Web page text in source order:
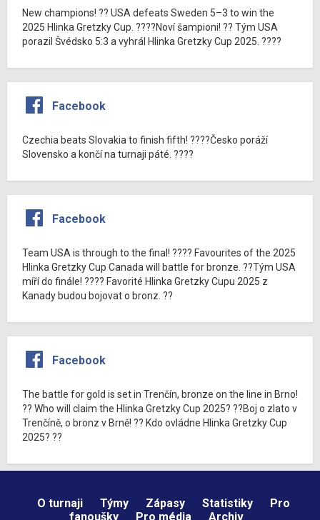
New champions! ?? USA defeats Sweden 5–3 to win the
2025 Hlinka Gretzky Cup. ????Noví šampioni! ?? Tým USA
porazil Švédsko 5:3 a vyhrál Hlinka Gretzky Cup 2025. ????
Facebook
Czechia beats Slovakia to finish fifth! ????Česko poráží
Slovensko a končí na turnaji páté. ????
Facebook
Team USA is through to the final! ???? Favourites of the 2025
Hlinka Gretzky Cup Canada will battle for bronze. ??Tým USA
míří do finále! ???? Favorité Hlinka Gretzky Cupu 2025 z
Kanady budou bojovat o bronz. ??
Facebook
The battle for gold is set in Trenčín, bronze on the line in Brno!
?? Who will claim the Hlinka Gretzky Cup 2025? ??Boj o zlato v
Trenčíně, o bronz v Brně! ?? Kdo ovládne Hlinka Gretzky Cup
2025? ??
O turnaji Týmy Zápasy Statistiky
Pro
fanoušky
Pro média Archiv